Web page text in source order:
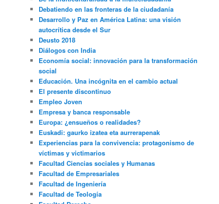
Debatiendo en las fronteras de la ciudadanía
Desarrollo y Paz en América Latina: una visión
autocrítica desde el Sur
Deusto 2018
Diálogos con India
Economía social: innovación para la transformación
social
Educación. Una incógnita en el cambio actual
El presente discontinuo
Empleo Joven
Empresa y banca responsable
Europa: ¿ensueños o realidades?
Euskadi: gaurko izatea eta aurrerapenak
Experiencias para la convivencia: protagonismo de
víctimas y victimarios
Facultad Ciencias sociales y Humanas
Facultad de Empresariales
Facultad de Ingeniería
Facultad de Teología